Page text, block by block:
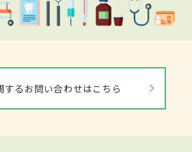
するお問い合わせはこちら